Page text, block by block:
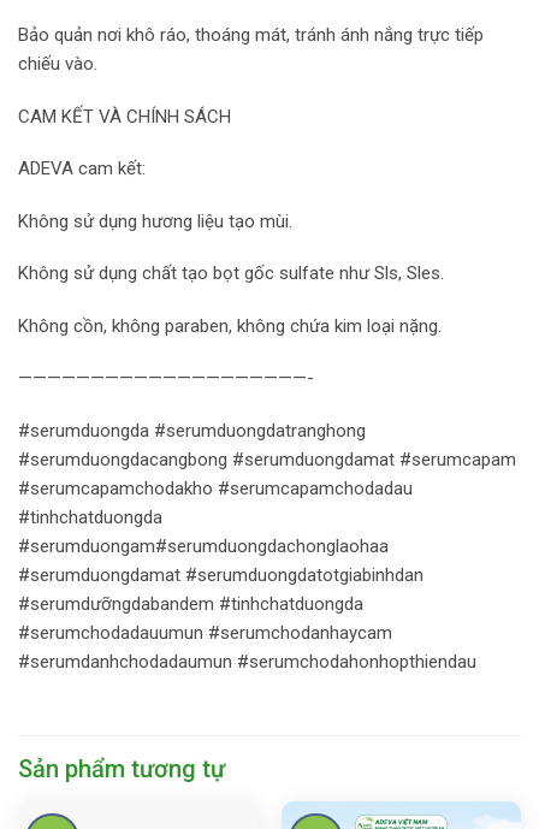
Bảo quản nơi khô ráo, thoáng mát, tránh ánh nắng trực tiếp
chiếu vào.
CAM KẾT VÀ CHÍNH SÁCH
ADEVA cam kết:
Không sử dụng hương liệu tạo mùi.
Không sử dụng chất tạo bọt gốc sulfate như Sls, Sles.
Không cồn, không paraben, không chứa kim loại nặng.
————————————————————-
#serumduongda #serumduongdatranghong
#serumduongdacangbong #serumduongdamat #serumcapam
#serumcapamchodakho #serumcapamchodadau
#tinhchatduongda
#serumduongam#serumduongdachonglaohaa
#serumduongdamat #serumduongdatotgiabinhdan
#serumdưỡngdabandem #tinhchatduongda
#serumchodadauumun #serumchodanhaycam
#serumdanhchodadaumun #serumchodahonhopthiendau
Sản phẩm tương tự